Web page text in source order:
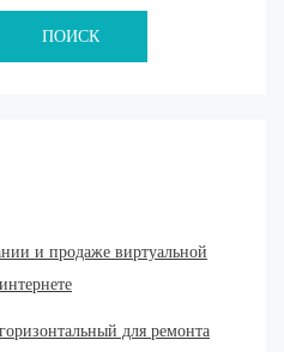
ПОИСК
и продаже виртуальной
для ремонта